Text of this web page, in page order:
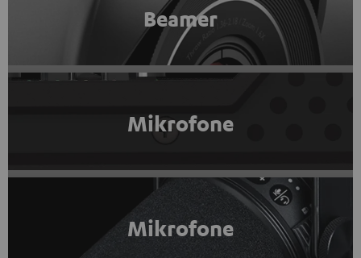
Beamer
Mikrofone
Mikrofone